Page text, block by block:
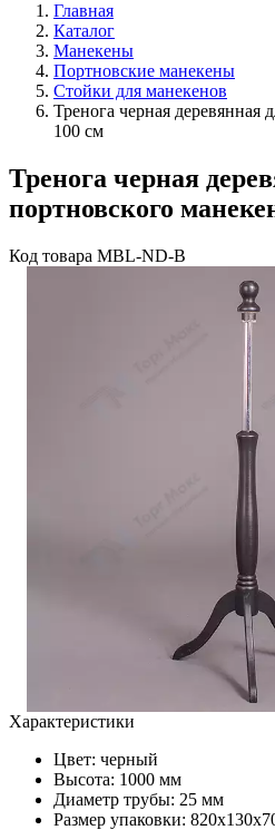
Главная
Каталог
Манекены
Портновские манекены
Стойки для манекенов
Тренога черная деревянная
100 см
Тренога черная
портновского
Код товара MBL-ND-B
Характеристики
Цвет: черный
Высота: 1000 мм
Диаметр трубы: 25 мм
Размер упаковки: